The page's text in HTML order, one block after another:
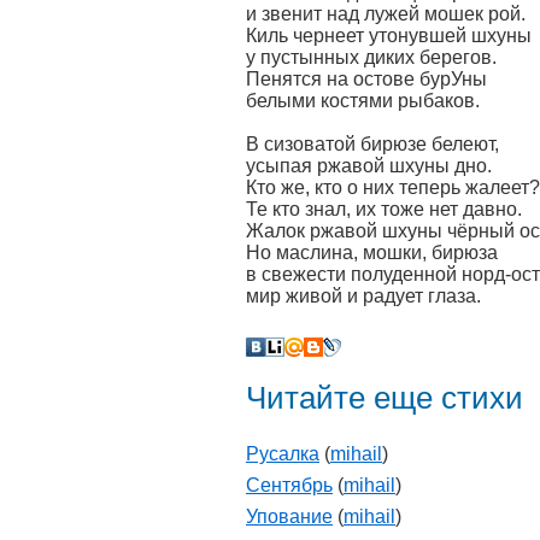
и звенит над лужей мошек рой.
Киль чернеет утонувшей шхуны
у пустынных диких берегов.
Пенятся на остове бурУны
белыми костями рыбаков.
В сизоватой бирюзе белеют,
усыпая ржавой шхуны дно.
Кто же, кто о них теперь жалеет?
Те кто знал, их тоже нет давно.
Жалок ржавой шхуны чёрный
Но маслина, мошки, бирюза
в свежести полуденной норд-
мир живой и радует глаза.
Читайте еще стихи
Русалка (mihail )
Сентябрь (mihail )
Упование (mihail )